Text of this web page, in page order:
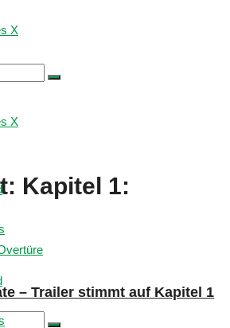
X
X
Kapitel 1:
– Trailer stimmt auf Kapitel 1